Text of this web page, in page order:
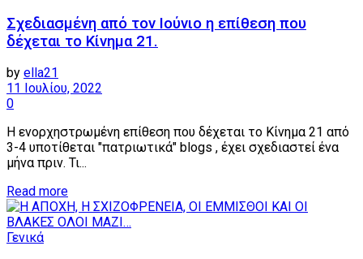
Σχεδιασμένη από τον Ιούνιο η επίθεση που
δέχεται το Κίνημα 21.
by ella21
11 Ιουλίου, 2022
0
Η ενορχηστρωμένη επίθεση που δέχεται το Κίνημα 21 από
3-4 υποτίθεται "πατριωτικά" blogs , έχει σχεδιαστεί ένα
μήνα πριν. Τι...
Read moreDetails
Γενικά